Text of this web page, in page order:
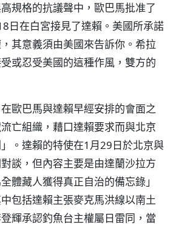
規格的抗議聲中，歐巴馬批准了
日在白宮接見了達賴。美國所承諾
其意義須由美國來告訴你。希拉
或忍受美國的這種作風，雙方的
歐巴馬與達賴早經安排的會面之
亡組織，藉口達賴要求而與北京
。達賴的特使在1月29日於北京與
談，但內容主要是由達蘭沙拉方
體藏人獲得真正自治的備忘錄」
包括達賴主張麥克馬洪線以南土
輝承認釣魚台主權屬日雷同，當